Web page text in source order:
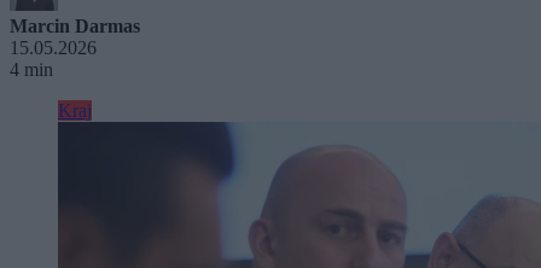
Marcin Darmas
15.05.2026
4 min
Kraj